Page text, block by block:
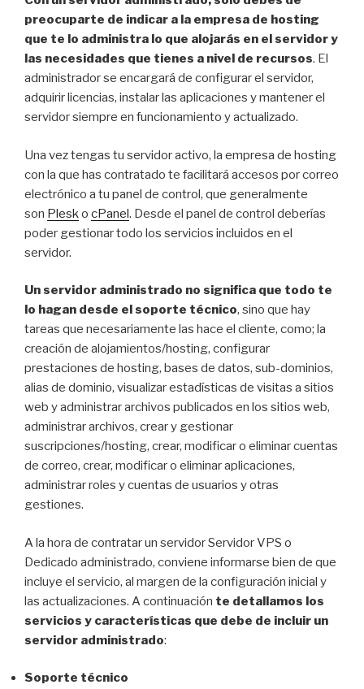
preocuparte de indicar a la empresa de hosting
que te lo administra lo que alojarás en el servidor y
las necesidades que tienes a nivel de recursos. El
administrador se encargará de configurar el servidor,
adquirir licencias, instalar las aplicaciones y mantener el
servidor siempre en funcionamiento y actualizado.
Una vez tengas tu servidor activo, la empresa de hosting
con la que has contratado te facilitará accesos por correo
electrónico a tu panel de control, que generalmente
son Plesko cPanel. Desde el panel de control deberías
poder gestionar todo los servicios incluidos en el
servidor.
Un servidor administrado no significa que todo te
lo hagan desde el soporte técnico, sino que hay
tareas que necesariamente las hace el cliente, como; la
creación de alojamientos/hosting, configurar
prestaciones de hosting, bases de datos, sub-dominios,
alias de dominio, visualizar estadísticas de visitas a sitios
web y administrar archivos publicados en los sitios web,
administrar archivos, crear y gestionar
suscripciones/hosting, crear, modificar o eliminar cuentas
de correo, crear, modificar o eliminar aplicaciones,
administrar roles y cuentas de usuarios y otras
gestiones.
A la hora de contratar un servidor Servidor VPS o
Dedicado administrado, conviene informarse bien de que
incluye el servicio, al margen de la configuración inicial y
las actualizaciones. A continuación te detallamos los
servicios y características que debe de incluir un
servidor administrado:
Soporte técnico